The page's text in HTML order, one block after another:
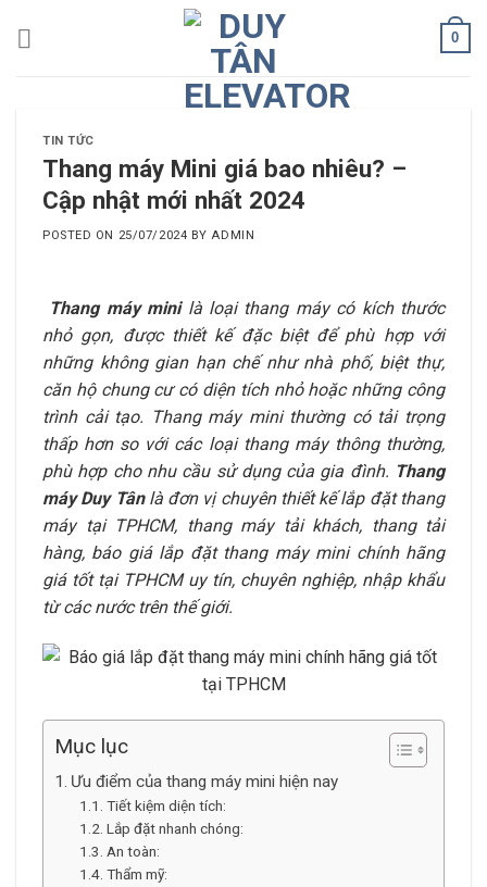
0
TIN TỨC
Thang máy Mini giá bao nhiêu? –
Cập nhật mới nhất 2024
POSTED ON 25/07/2024 BYADMIN
Thang máy minilà loại thang máy có kích thước
nhỏ gọn, được thiết kế đặc biệt để phù hợp với
những không gian hạn chế như nhà phố, biệt thự,
căn hộ chung cư có diện tích nhỏ hoặc những công
trình cải tạo. Thang máy mini thường có tải trọng
thấp hơn so với các loại thang máy thông thường,
phù hợp cho nhu cầu sử dụng của gia đình. Thang
máy Duy Tânlà đơn vị chuyên thiết kế lắp đặt thang
máy tại TPHCM, thang máy tải khách, thang tải
hàng, báo giá lắp đặt thang máy mini chính hãng
giá tốt tại TPHCM uy tín, chuyên nghiệp, nhập khẩu
từ các nước trên thế giới.
Mục lục
Ưu điểm của thang máy mini hiện nay
Tiết kiệm diện tích:
Lắp đặt nhanh chóng:
An toàn:
Thẩm mỹ: